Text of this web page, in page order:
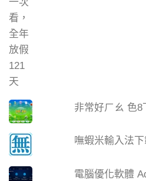
非常好ㄏㄠ 色8
嘸蝦米輸入法
電腦優化軟體